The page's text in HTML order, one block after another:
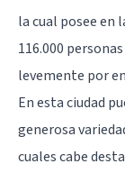
la cual posee en
116.000
levemente por
En esta ciudad
generosa
cuales cabe